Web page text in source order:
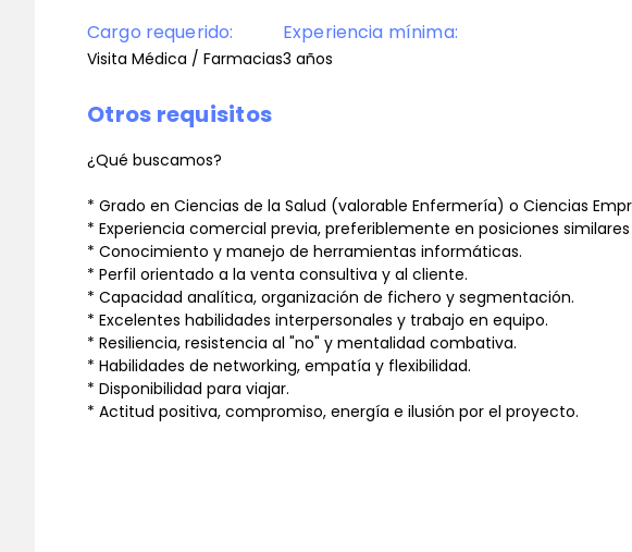
Cargo requerido:
Visita Médica / Farmacias
Experiencia mínima:
3 años
Otros requisitos
¿Qué buscamos?
* Grado en Ciencias de la Salud (valorable Enfermería) o Ciencias
* Experiencia comercial previa, preferiblemente en posiciones
* Conocimiento y manejo de herramientas informáticas.
* Perfil orientado a la venta consultiva y al cliente.
* Capacidad analítica, organización de fichero y segmentación.
* Excelentes habilidades interpersonales y trabajo en equipo.
* Resiliencia, resistencia al "no" y mentalidad combativa.
* Habilidades de networking, empatía y flexibilidad.
* Disponibilidad para viajar.
* Actitud positiva, compromiso, energía e ilusión por el proyecto.